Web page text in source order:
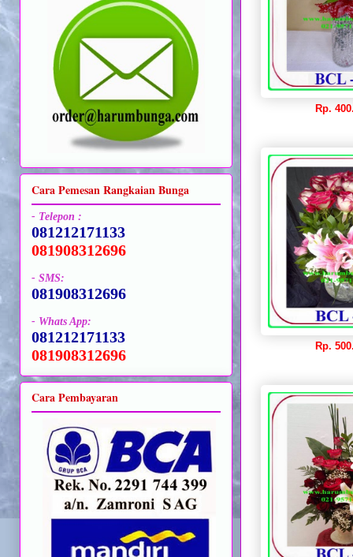
Rp.
Rp.
Cara Pemesan Rangkaian Bunga
- Telepon :
081212171133
081908312696
- SMS:
081908312696
- Whats App:
081212171133
081908312696
Cara Pembayaran